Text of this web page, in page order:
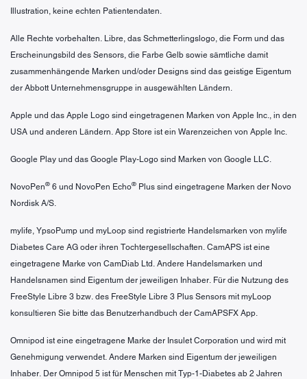
Illustration, keine echten Patientendaten.
Alle Rechte vorbehalten. Libre, das Schmetterlingslogo, die Form und das
Erscheinungsbild des Sensors, die Farbe Gelb sowie sämtliche damit
zusammenhängende Marken und/oder Designs sind das geistige Eigentum
der Abbott Unternehmensgruppe in ausgewählten Ländern.
Apple und das Apple Logo sind eingetragenen Marken von Apple Inc., in den
USA und anderen Ländern. App Store ist ein Warenzeichen von Apple Inc.
Google Play und das Google Play-Logo sind Marken von Google LLC.
NovoPen® 6 und NovoPen Echo® Plus sind eingetragene Marken der Novo
Nordisk A/S.
mylife, YpsoPump und myLoop sind registrierte Handelsmarken von mylife
Diabetes Care AG oder ihren Tochtergesellschaften. CamAPS ist eine
eingetragene Marke von CamDiab Ltd. Andere Handelsmarken und
Handelsnamen sind Eigentum der jeweiligen Inhaber. Für die Nutzung des
FreeStyle Libre 3 bzw. des FreeStyle Libre 3 Plus Sensors mit myLoop
konsultieren Sie bitte das Benutzerhandbuch der CamAPSFX App.
Omnipod ist eine eingetragene Marke der Insulet Corporation und wird mit
Genehmigung verwendet. Andere Marken sind Eigentum der jeweiligen
Inhaber. Der Omnipod 5 ist für Menschen mit Typ-1-Diabetes ab 2 Jahren